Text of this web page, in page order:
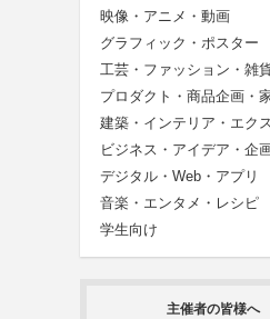
映像・アニメ・動画
グラフィック・ポスター
工芸・ファッション・雑
プロダクト・商品企画・
建築・インテリア・エク
ビジネス・アイデア・企
デジタル・Web・アプリ
音楽・エンタメ・レシピ
学生向け
主催者の皆様へ